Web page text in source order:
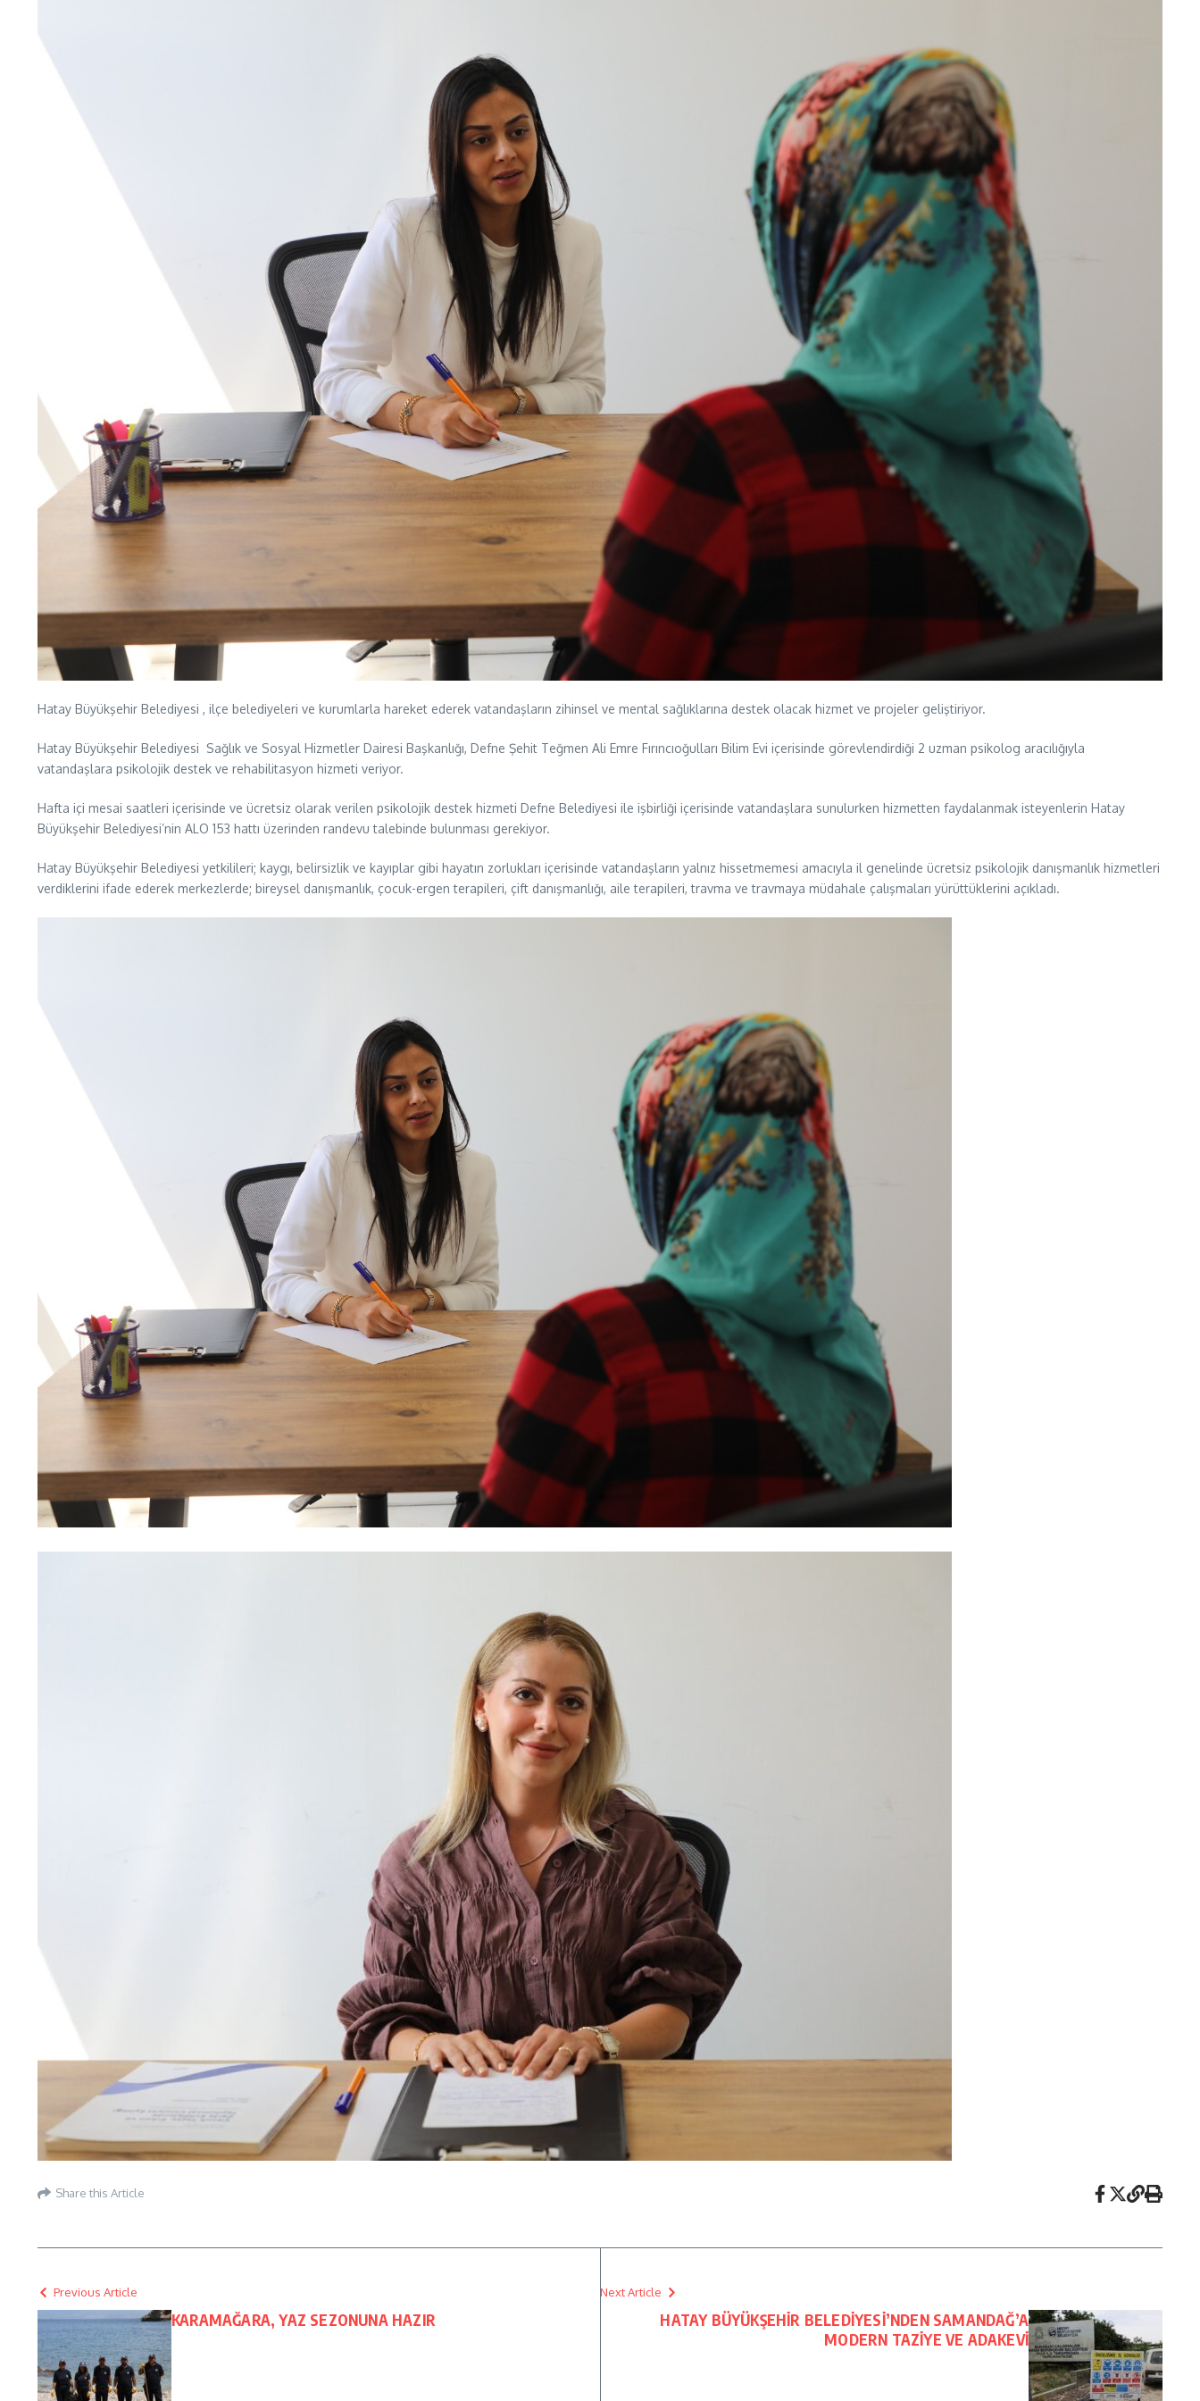
Hatay Büyükşehir Belediyesi , ilçe belediyeleri ve kurumlarla hareket ederek vatandaşların zihinsel ve mental sağlıklarına destek olacak hizmet ve projeler geliştiriyor.
Hatay Büyükşehir Belediyesi Sağlık ve Sosyal Hizmetler Dairesi Başkanlığı, Defne Şehit Teğmen Ali Emre Fırıncıoğulları Bilim Evi içerisinde görevlendirdiği 2 uzman psikolog aracılığıyla
vatandaşlara psikolojik destek ve rehabilitasyon hizmeti veriyor.
Hafta içi mesai saatleri içerisinde ve ücretsiz olarak verilen psikolojik destek hizmeti Defne Belediyesi ile işbirliği içerisinde vatandaşlara sunulurken hizmetten faydalanmak isteyenlerin Hatay
Büyükşehir Belediyesi’nin ALO 153 hattı üzerinden randevu talebinde bulunması gerekiyor.
Hatay Büyükşehir Belediyesi yetkilileri; kaygı, belirsizlik ve kayıplar gibi hayatın zorlukları içerisinde vatandaşların yalnız hissetmemesi amacıyla il genelinde ücretsiz psikolojik danışmanlık hizmetleri
verdiklerini ifade ederek merkezlerde; bireysel danışmanlık, çocuk-ergen terapileri, çift danışmanlığı, aile terapileri, travma ve travmaya müdahale çalışmaları yürüttüklerini açıkladı.
Share this Article
Previous Article
KARAMAĞARA, YAZ SEZONUNA HAZIR
Next Article
HATAY BÜYÜKŞEHİR BELEDİYESİ’NDEN SAMANDAĞ’A
MODERN TAZİYE VE ADAKEVİ